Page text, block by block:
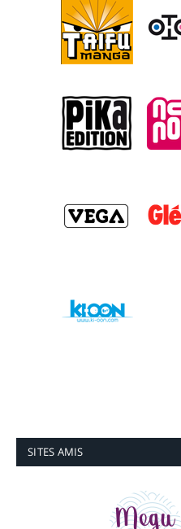
SITES AMIS